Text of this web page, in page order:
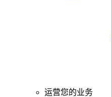
运营您的业务